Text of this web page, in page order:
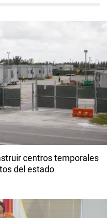
centros temporales
del estado